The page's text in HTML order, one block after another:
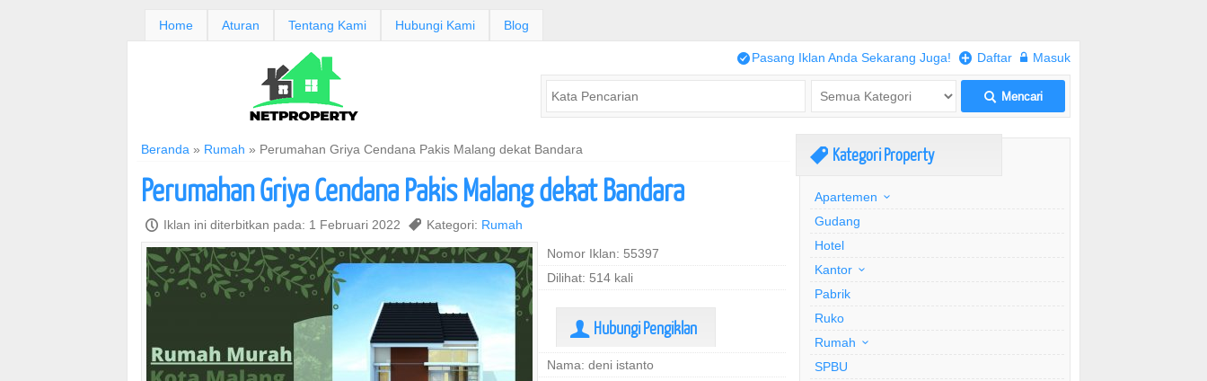
Home Aturan Tentang Kami Hubungi Kami Blog
/Pasang Iklan Anda Sekarang Juga! + Daftar w Masuk
L Mencari
Beranda » Rumah » Perumahan Griya Cendana Pakis Malang dekat Bandara
Perumahan Griya Cendana Pakis Malang dekat Bandara
P Iklan ini diterbitkan pada: 1 Februari 2022 , Kategori: Rumah
Nomor Iklan: 55397
Dilihat: 514 kali
U Hubungi Pengiklan
Nama: deni istanto
, Kategori Property
Apartemen
Gudang
Hotel
Kantor
Pabrik
Ruko
Rumah
SPBU